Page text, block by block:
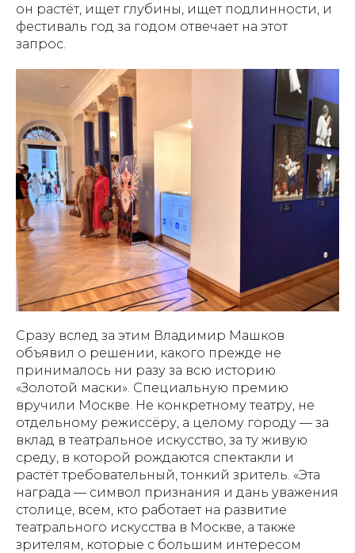
он растёт, ищет глубины, ищет подлинности, и
фестиваль год за годом отвечает на этот
запрос.
Сразу вслед за этим Владимир Машков
объявил о решении, какого прежде не
принималось ни разу за всю историю
«Золотой маски». Специальную премию
вручили Москве. Не конкретному театру, не
отдельному режиссёру, а целому городу — за
вклад в театральное искусство, за ту живую
среду, в которой рождаются спектакли и
растёт требовательный, тонкий зритель. «Эта
награда — символ признания и дань уважения
столице, всем, кто работает на развитие
театрального искусства в Москве, а также
зрителям, которые с большим интересом